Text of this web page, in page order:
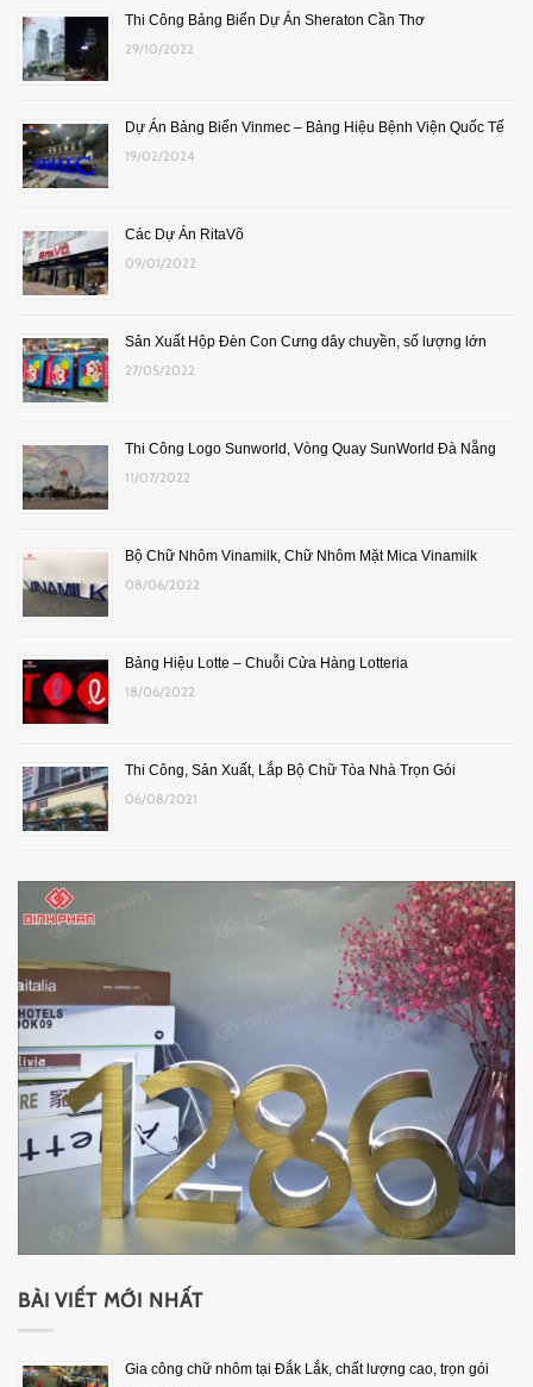
Thi Công Bảng Biển Dự Án Sheraton Cần Thơ
29/10/2022
Dự Án Bảng Biển Vinmec – Bảng Hiệu Bệnh Viện Quốc Tế
19/02/2024
Các Dự Án RitaVõ
09/01/2022
Sản Xuất Hộp Đèn Con Cưng dây chuyền, số lượng lớn
27/05/2022
Thi Công Logo Sunworld, Vòng Quay SunWorld Đà Nẵng
11/07/2022
Bộ Chữ Nhôm Vinamilk, Chữ Nhôm Mặt Mica Vinamilk
08/06/2022
Bảng Hiệu Lotte – Chuỗi Cửa Hàng Lotteria
18/06/2022
Thi Công, Sản Xuất, Lắp Bộ Chữ Tòa Nhà Trọn Gói
06/08/2021
BÀI VIẾT MỚI NHẤT
Gia công chữ nhôm tại Đắk Lắk, chất lượng cao, trọn gói